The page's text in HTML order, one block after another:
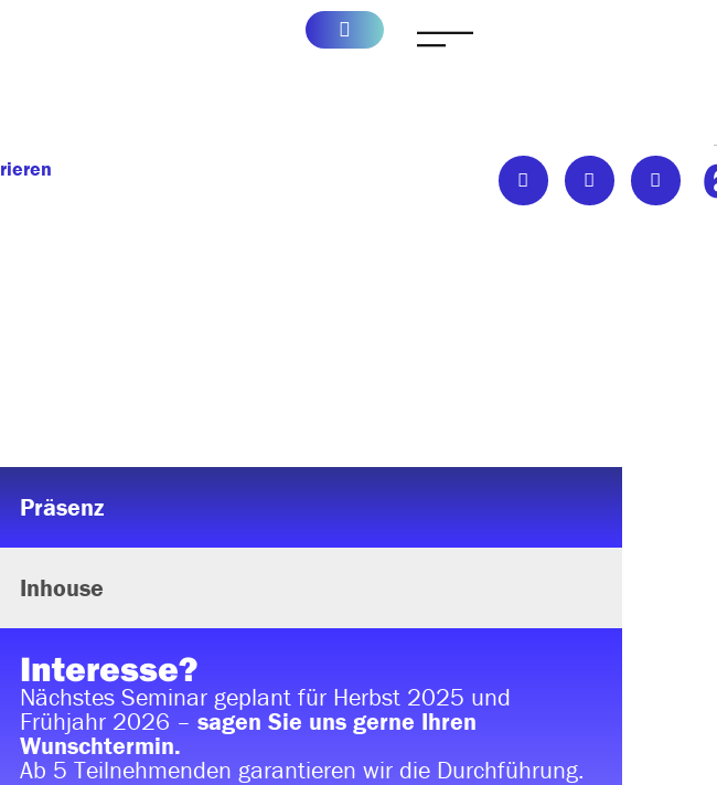
Präsenz
Inhouse
Interesse?
Nächstes Seminar geplant für Herbst 2025 und
Frühjahr 2026 – sagen Sie uns gerne Ihren
Wunschtermin.
Ab 5 Teilnehmenden garantieren wir die Durchführung.